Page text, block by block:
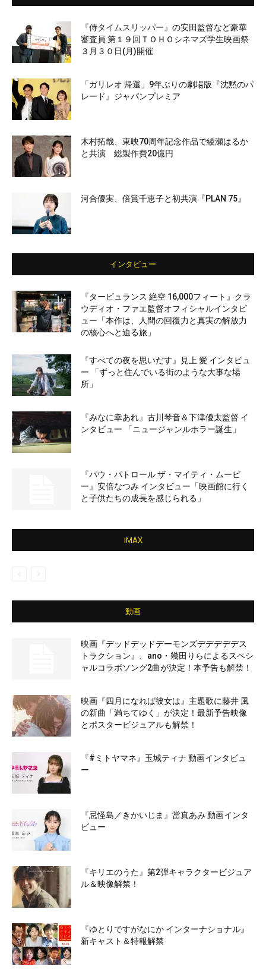
『侍タイムスリッパー』の安田監督など豪華
審査員 第１９回ＴＯＨＯシネマズ学生映画祭
３月３０日(月)開催
「ガリレオ 帰還」9年ぶりの劇場版『沈黙のパ
レード』ジャパンプレミア
木村拓哉、東映70周年記念作品で綾瀬はるか
と共演 総製作費20億円
河合優実、倍賞千恵子と初共演『PLAN 75』
インタビュー
『タービュランス 絶空 16,000フィート』クラ
ウディオ・ファエ監督オフィシャルインタビ
ュー「本作は、人間の回復力と真実の解放力
の核心へと迫る旅」
『すべての夜を思いだす』見上 愛 インタビュ
ー 「ずっと住んでいる街のような大事な場
所」
『みなに幸あれ』古川琴音＆下津優太監督 イ
ンタビュー 「ニュージャンルホラー誕生」
『パウ・パトロール ザ・マイティ・ムービ
ー』安倍なつみ インタビュー「映画館に行く
と子供たちの成長を感じられる」
IMAX
動画
映画『デッドデッドデーモンズデデデデデス
トラクション』、ano・幾田りらによるスペシ
ャルコラボソング2曲が決定！本予告も解禁！
映画『四月になれば彼女は』主題歌に藤井 風
の新曲「満ちてゆく」が決定！最新予告映像
とポスタービジュアルも解禁！
『#ミトヤマネ』玉城ティナ 動画インタビュ
ー
『忌怪島／きかいじま』當真あみ 動画インタ
ビュー
『キリエのうた』第2弾キャラクタービジュア
ル＆映像解禁！
『ゆとりですがなにか インターナショナル』
新キャスト＆特報解禁